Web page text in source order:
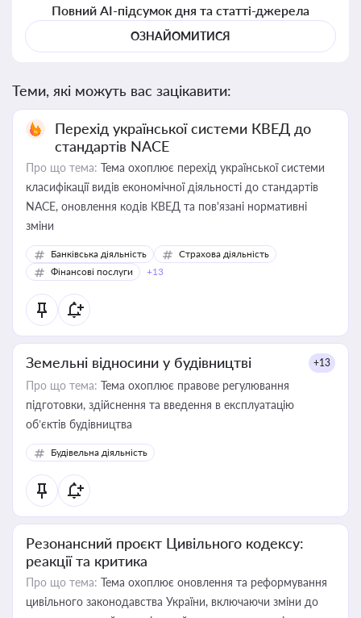
Повний AI-підсумок дня та статті-джерела
ОЗНАЙОМИТИСЯ
Теми, які можуть вас зацікавити:
Перехід української системи КВЕД до
стандартів NACE
Про що тема: Тема охоплює перехід української системи
класифікації видів економічної діяльності до стандартів
NACE, оновлення кодів КВЕД та пов'язані нормативні
зміни
Банківська діяльність
Страхова діяльність
Фінансові послуги
+13
Земельні відносини у будівництві +13
Про що тема: Тема охоплює правове регулювання
підготовки, здійснення та введення в експлуатацію
об’єктів будівництва
Будівельна діяльність
Резонансний проєкт Цивільного кодексу:
реакції та критика
Про що тема: Тема охоплює оновлення та реформування
цивільного законодавства України, включаючи зміни до